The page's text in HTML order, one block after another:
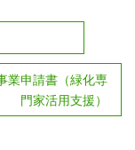
業申請書（緑化専
門家活用支援）